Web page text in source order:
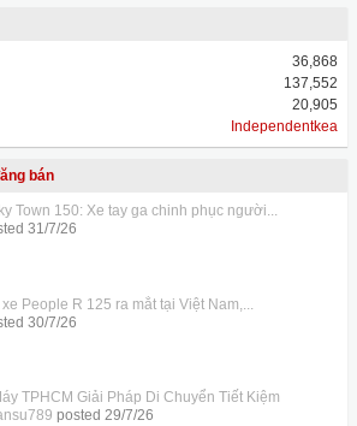
36,868
137,552
20,905
Independentkea
bán
Town 150: Xe tay ga chinh phục người...
31/7/26
People R 125 ra mắt tại Việt Nam,...
30/7/26
TPHCM Giải Pháp Di Chuyển Tiết Kiệm
posted 29/7/26